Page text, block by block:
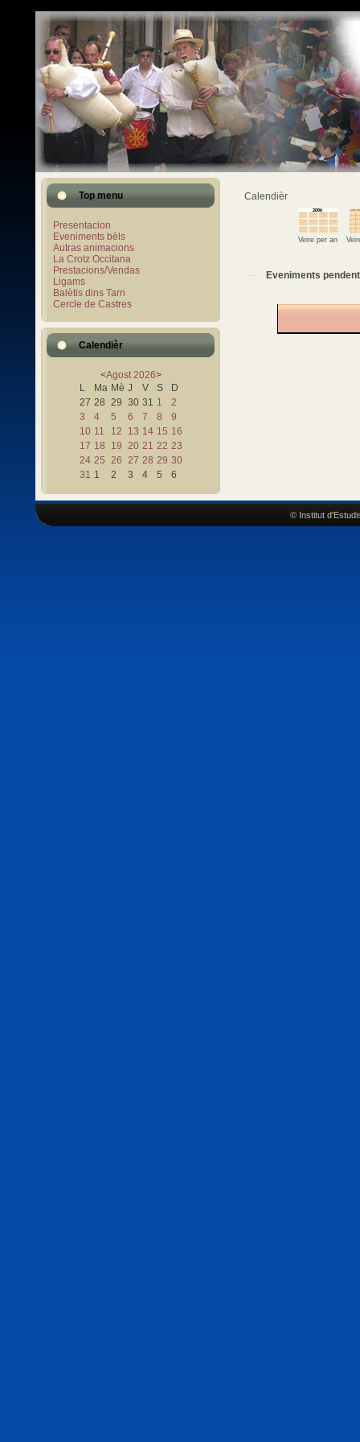
Top menu
Presentacion
Eveniments bèls
Autras animacions
La Crotz Occitana
Prestacions/Vendas
Ligams
Balètis dins Tarn
Cercle de Castres
Calendièr
<Agost 2026>
L
Ma Mè J V S
D
27 28 29 30 31 1
2
3
4 5 6 7 8
9
10 11 12 13 14 15 16
17 18 19 20 21 22 23
24 25 26 27 28 29 30
31 1 2 3 4 5 6
Calendièr
Veire per an
Eveniments pendent
© Institut